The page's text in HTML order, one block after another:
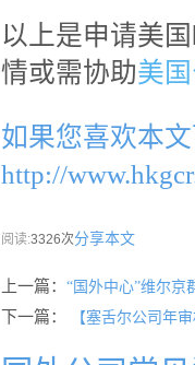
以上是申请美
情或需协助美
如果您喜欢本
http://
阅读:3326次分享本文
上一篇： “国外中心”维尔京
下一篇： 【塞舌尔公司年